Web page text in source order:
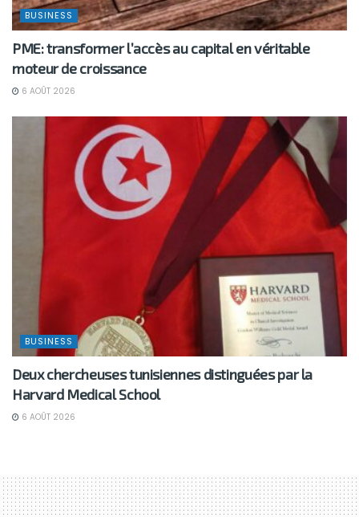
BUSINESS
PME: transformer l’accès au capital en véritable
moteur de croissance
6 AOÛT 2026
BUSINESS
Deux chercheuses tunisiennes distinguées par la
Harvard Medical School
6 AOÛT 2026